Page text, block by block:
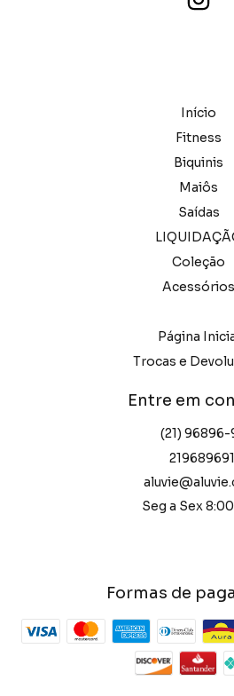
Início
Fitness
Biquinis
Maiôs
Saídas
Coleção
Acessórios
Página
Trocas e
Entre em
(21) 96896-
Seg a Sex
Formas de